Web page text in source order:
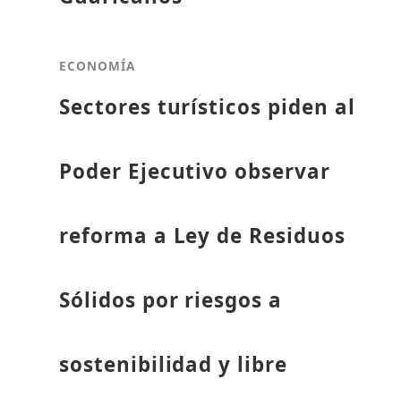
ECONOMÍA
Sectores turísticos piden al
Poder Ejecutivo observar
reforma a Ley de Residuos
Sólidos por riesgos a
sostenibilidad y libre